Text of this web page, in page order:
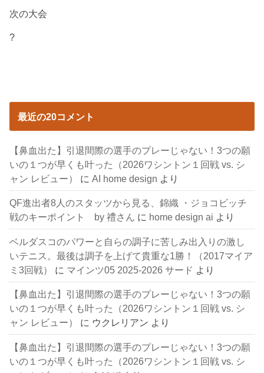
次の大会
?
最近の20コメント
【鼻血出た】引退間際の選手のプレーじゃない！3つの願
いの１つが早くも叶った（2026ワシントン１回戦 vs. シ
ャン レビュー）
にAI home design より
QF進出者8人のスタッツから見る、錦織 ・ジョコビッチ
戦のキーポイント by 禮さん に home design ai より
ベルダスコのパワーと自らの調子に苦しみ出入りの激し
いテニス。最後は調子を上げて貴重な1勝！（2017マイア
ミ3回戦）
に マインツ05 2025-2026 サード より
【鼻血出た】引退間際の選手のプレーじゃない！3つの願
いの１つが早くも叶った（2026ワシントン１回戦 vs. シ
ャン レビュー）
に ウクレリアン より
【鼻血出た】引退間際の選手のプレーじゃない！3つの願
いの１つが早くも叶った（2026ワシントン１回戦 vs. シ